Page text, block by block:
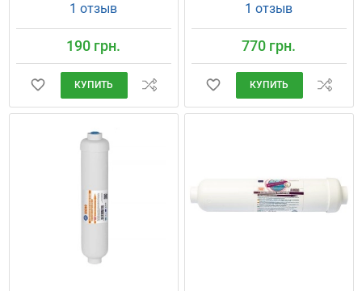
1 отзыв
190 грн.
КУПИТЬ
1 отзыв
770 грн.
КУПИТЬ